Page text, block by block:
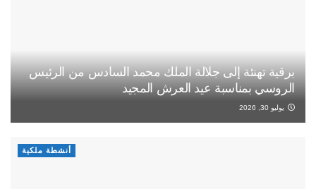
برقية تهنئة إلى جلالة الملك محمد السادس من الرئيس
الروسي بمناسبة عيد العرش المجيد
يوليو 30, 2026
أنشطة ملكية